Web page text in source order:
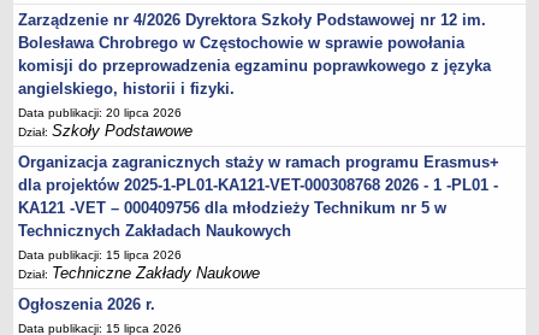
Zarządzenie nr 4/2026 Dyrektora Szkoły Podstawowej nr 12 im.
Bolesława Chrobrego w Częstochowie w sprawie powołania
komisji do przeprowadzenia egzaminu poprawkowego z języka
angielskiego, historii i fizyki.
Data publikacji: 20 lipca 2026
Dział:Szkoły Podstawowe
Organizacja zagranicznych staży w ramach programu Erasmus+
dla projektów 2025-1-PL01-KA121-VET-000308768 2026 - 1 -PL01 -
KA121 -VET – 000409756 dla młodzieży Technikum nr 5 w
Technicznych Zakładach Naukowych
Data publikacji: 15 lipca 2026
Dział: Techniczne Zakłady Naukowe
Ogłoszenia 2026 r.
Data publikacji: 15 lipca 2026